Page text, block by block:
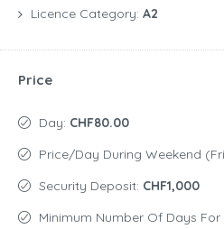
Licence Category: A2
Price
Day: CHF80.00
Price/day During Weekend
Security Deposit: CHF1,000
Minimum Number Of Days For